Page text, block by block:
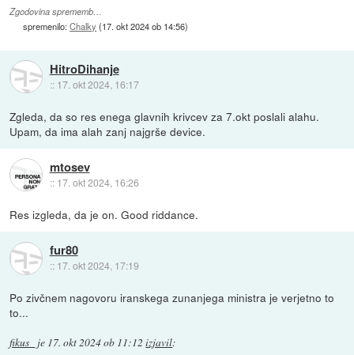
Zgodovina sprememb…
spremenilo:Chalky (17. okt 2024 ob 14:56)
HitroDihanje
:: 17. okt 2024, 16:17
Zgleda, da so res enega glavnih krivcev za 7.okt poslali alahu.
Upam, da ima alah zanj najgrše device.
mtosev
:: 17. okt 2024, 16:26
Res izgleda, da je on. Good riddance.
fur80
:: 17. okt 2024, 17:19
Po zivčnem nagovoru iranskega zunanjega ministra je verjetno to
to...
fikus_ je 17. okt 2024 ob 11:12 izjavil: